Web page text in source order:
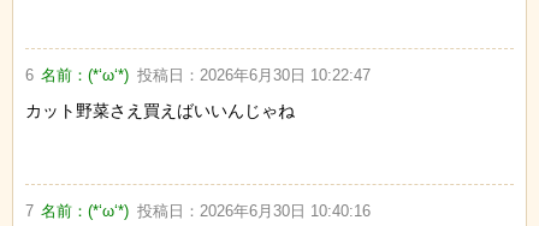
6 名前：(*‘ω‘*) 投稿日： 2026年6月30日 10:22:47
カット野菜さえ買えばいいんじゃね
7 名前：(*‘ω‘*) 投稿日： 2026年6月30日 10:40:16